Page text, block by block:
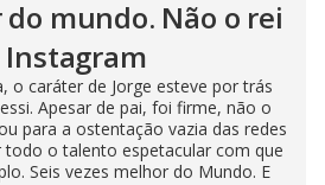
mundo. Não o rei
Instagram
o caráter de Jorge esteve por trás
Apesar de pai, foi firme, não o
para a ostentação vazia das redes
todo o talento espetacular com que
Seis vezes melhor do Mundo. E